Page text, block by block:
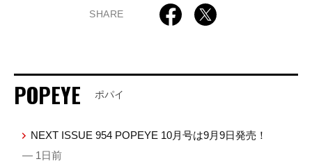
SHARE
POPEYE ポパイ
NEXT ISSUE 954 POPEYE 10月号は9月9日発売！
— 1日前